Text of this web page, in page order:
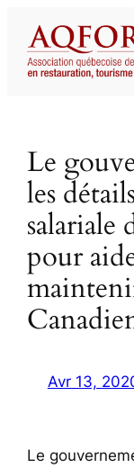
contenu
Le
les
salariale
pour
Avr 13,
Le